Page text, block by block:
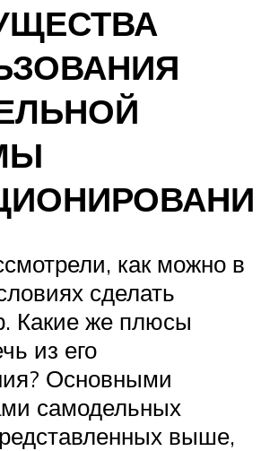
как можно в
сделать
Какие же плюсы
из его
Основными
самодельных
выше,